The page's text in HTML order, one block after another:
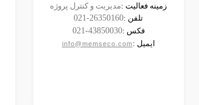
مشاهده
شرکت
زمینه فعالیت :مدیریت و کنترل پروژه
تلفن :021-26350160
فکس :021-43850030
ایمیل :info@memseco.com